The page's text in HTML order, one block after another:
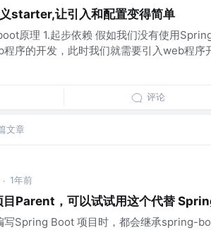
starter,让引入和配置变得简单
原理 1.起步依赖 假如我们没有使用
序的开发，此时我们就需要引入web程序
评论
文章
· 1年前
Parent，可以试试用这个代替
写Spring Boot 项目时，都会继承spring-